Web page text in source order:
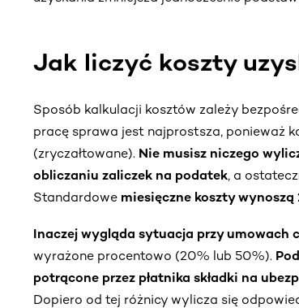
Jak liczyć koszty
Sposób kalkulacji kosztów zależy
pracę sprawa jest najprostsza, ponieważ
(zryczałtowane). Nie musisz niczego
obliczaniu zaliczek na podatek, a
Standardowe miesięczne koszty wynoszą
Inaczej wygląda sytuacja przy umowach
wyrażone procentowo (20% lub 50%).
potrącone przez płatnika składki na
Dopiero od tej różnicy wylicza się